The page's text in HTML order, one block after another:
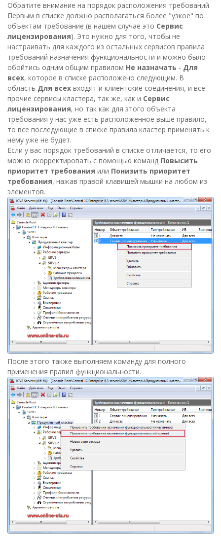
Обратите внимание на порядок расположения требований.
Первым в списке должно располагаться более "узкое" по
объектам требование (в нашем случае это Сервис
лицензирования). Это нужно для того, чтобы не
настраивать для каждого из остальных сервисов правила
требований назначения функциональности и можно было
обойтись одним общим правилом Не назначать - Для
всех, которое в списке расположено следующим. В
область Для всех входят и клиентские соединения, и все
прочие сервисы кластера, так же, как и Сервис
лицензирования, но так как для этого объекта
требования у нас уже есть расположенное выше правило,
то все последующие в списке правила кластер применять к
нему уже не будет.
Если у вас порядок требований в списке отличается, то его
можно скорректировать с помощью команд Повысить
приоритет требования или Понизить приоритет
требования, нажав правой клавишей мышки на любом из
элементов.
После этого также выполняем команду для полного
применения правил функциональности.